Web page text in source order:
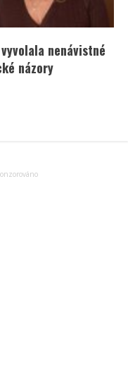
nenávistné
názory